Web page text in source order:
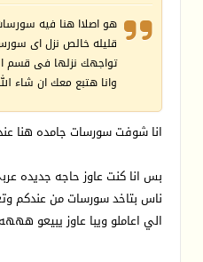
قليله خالص نزل اى
تواجهك نزلها فى قسم
وانا هتبع معك ان شاء
انا شوفت سورسات جامده هنا
بس انا كنت عاوز حاجه جديده
ناس بتاخد سورسات من عندكم
الي اعاملو ويبا عاوز يبيعو